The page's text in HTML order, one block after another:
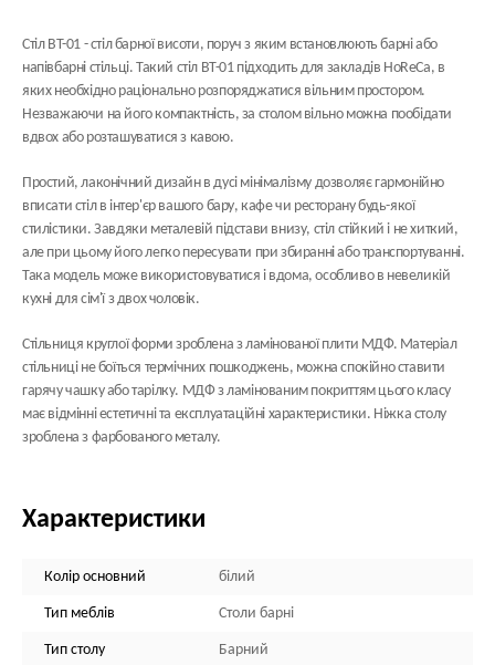
Стіл BT-01 - стіл барної висоти, поруч з яким встановлюють барні або
напівбарні стільці. Такий стіл BT-01 підходить для закладів HoReCa, в
яких необхідно раціонально розпоряджатися вільним простором.
Незважаючи на його компактність, за столом вільно можна пообідати
вдвох або розташуватися з кавою.
Простий, лаконічний дизайн в дусі мінімалізму дозволяє гармонійно
вписати стіл в інтер'єр вашого бару, кафе чи ресторану будь-якої
стилістики. Завдяки металевій підстави внизу, стіл стійкий і не хиткий,
але при цьому його легко пересувати при збиранні або транспортуванні.
Така модель може використовуватися і вдома, особливо в невеликій
кухні для сім'ї з двох чоловік.
Стільниця круглої форми зроблена з ламінованої плити МДФ. Матеріал
стільниці не боїться термічних пошкоджень, можна спокійно ставити
гарячу чашку або тарілку. МДФ з ламінованим покриттям цього класу
має відмінні естетичні та експлуатаційні характеристики. Ніжка столу
зроблена з фарбованого металу.
Характеристики
Колір основний білий
Тип меблів Столи барні
Тип столу Барний